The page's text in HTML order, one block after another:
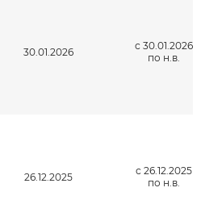
30.01.2026
с 30.01.2026
по н.в.
26.12.2025
с 26.12.2025
по н.в.